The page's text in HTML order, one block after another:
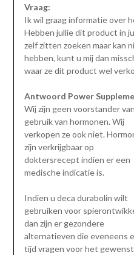
Vraag:
Ik wil graag informatie over
Hebben jullie dit product in
zelf zitten zoeken maar kan
hebben, kunt u mij dan
waar ze dit product wel
Antwoord Power
Wij zijn geen voorstander
gebruik van hormonen. Wij
verkopen ze ook niet.
zijn verkrijgbaar op
doktersrecept indien er een
medische indicatie is.
Indien u deca durabolin wilt
gebruiken voor
dan zijn er gezondere
alternatieven die eveneens
tijd vragen voor het